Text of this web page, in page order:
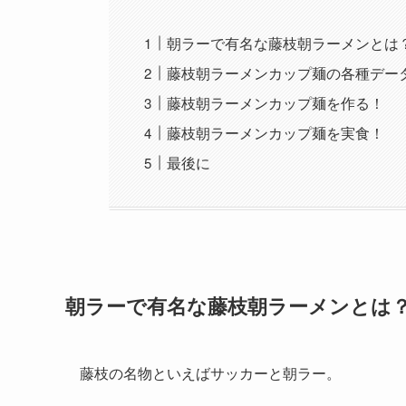
朝ラーで有名な藤枝朝ラーメンとは
藤枝朝ラーメンカップ麺の各種デー
藤枝朝ラーメンカップ麺を作る！
藤枝朝ラーメンカップ麺を実食！
最後に
朝ラーで有名な藤枝朝ラーメンとは？
藤枝の名物といえばサッカーと朝ラー。